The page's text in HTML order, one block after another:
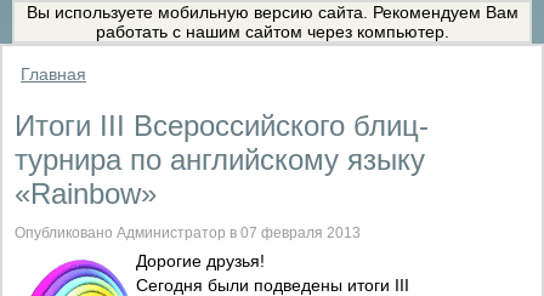
Вы используете мобильную версию сайта. Рекомендуем Вам
работать с нашим сайтом через компьютер.
Главная
Итоги III Всероссийского блиц-
турнира по английскому языку
«Rainbow»
Опубликовано Администратор в 07 февраля 2013
Дорогие друзья!
Сегодня были подведены итоги III